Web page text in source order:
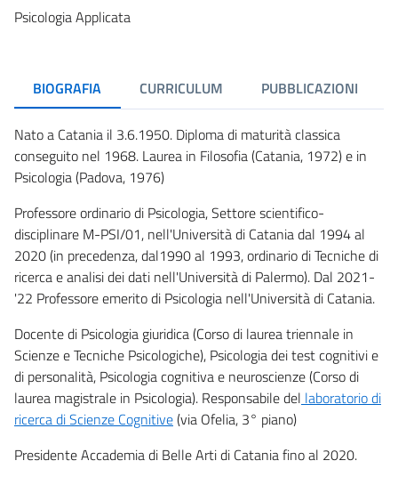
Psicologia Applicata
BIOGRAFIA CURRICULUM PUBBLICAZIONI
Nato a Catania il 3.6.1950. Diploma di maturità classica
conseguito nel 1968. Laurea in Filosofia (Catania, 1972) e in
Psicologia (Padova, 1976)
Professore ordinario di Psicologia, Settore scientifico-
disciplinare M-PSI/01, nell'Università di Catania dal 1994 al
2020 (in precedenza, dal1990 al 1993, ordinario di Tecniche di
ricerca e analisi dei dati nell'Università di Palermo). Dal 2021-
'22 Professore emerito di Psicologia nell'Università di Catania.
Docente di Psicologia giuridica (Corso di laurea triennale in
Scienze e Tecniche Psicologiche), Psicologia dei test cognitivi e
di personalità, Psicologia cognitiva e neuroscienze (Corso di
laurea magistrale in Psicologia). Responsabile del laboratorio di
ricerca di Scienze Cognitive(via Ofelia, 3° piano)
Presidente Accademia di Belle Arti di Catania fino al 2020.